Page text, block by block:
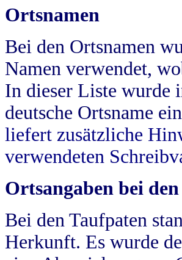
Ortsnamen
Bei den Ortsnamen
Namen verwendet,
In dieser Liste wurde
deutsche Ortsname
liefert zusätzliche
verwendeten
Ortsangaben bei
Bei den Taufpaten
Herkunft. Es wurde